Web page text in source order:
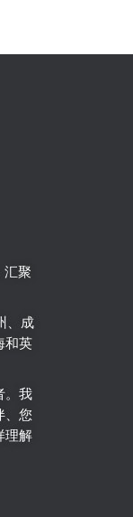
汇聚
、成
和英
我
、您
理解